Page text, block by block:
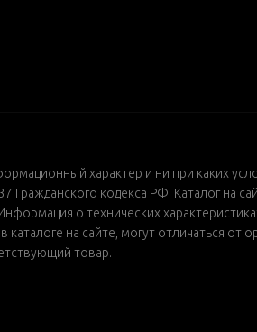
характер и ни при каких
кодекса РФ. Каталог на
о технических
на сайте, могут отличаться от
товар.